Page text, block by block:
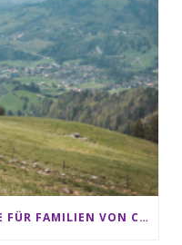
FRIBOURG: 7 TOLLE AUSFLÜGE FÜR FAMILIEN VON CHARMEY BIS LES PACCOTS